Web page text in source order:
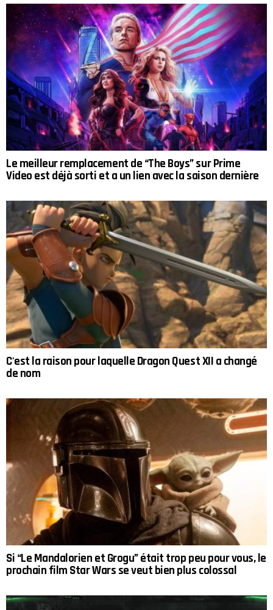
Le meilleur remplacement de “The Boys” sur Prime
Video est déjà sorti et a un lien avec la saison dernière
C'est la raison pour laquelle Dragon Quest XII a changé
de nom
Si “Le Mandalorien et Grogu” était trop peu pour vous, le
prochain film Star Wars se veut bien plus colossal